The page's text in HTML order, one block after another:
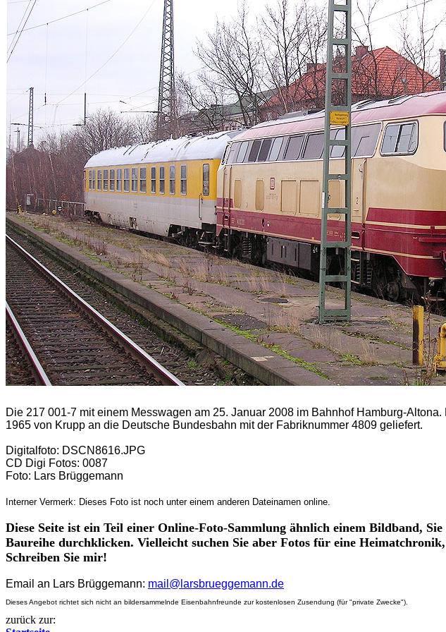
Die 217 001-7 mit einem Messwagen am 25. Januar 2008 im Bahnhof Hamburg-
1965 von Krupp an die Deutsche Bundesbahn mit der Fabriknummer 4809 geliefert.
Digitalfoto: DSCN8616.JPG
CD Digi Fotos: 0087
Foto: Lars Brüggemann
Interner Vermerk: Dieses Foto ist noch unter einem anderen Dateinamen online.
Diese Seite ist ein Teil einer Online-Foto-Sammlung ähnlich einem Bildband,
Baureihe durchklicken. Vielleicht suchen Sie aber Fotos für eine
Schreiben Sie mir!
Email an Lars Brüggemann: mail@larsbrueggemann.de
Dieses Angebot richtet sich nicht an bildersammelnde Eisenbahnfreunde zur kostenlosen Zusendung (für "private Zwecke").
zurück zur: